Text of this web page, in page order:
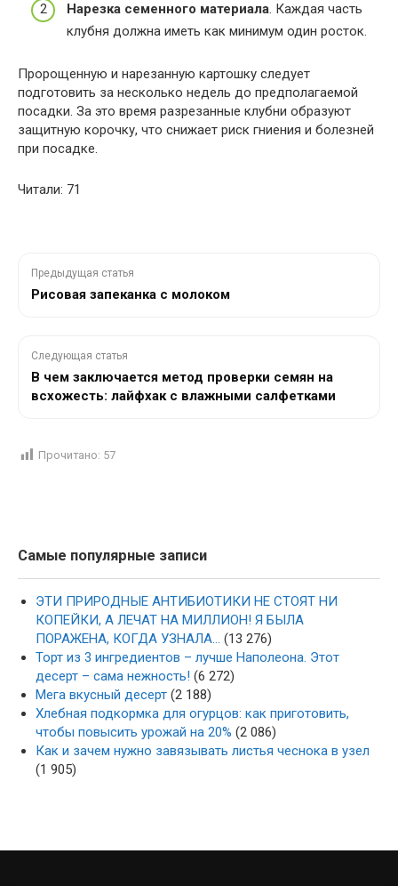
Нарезка семенного материала. Каждая часть
клубня должна иметь как минимум один росток.
Пророщенную и нарезанную картошку следует
подготовить за несколько недель до предполагаемой
посадки. За это время разрезанные клубни образуют
защитную корочку, что снижает риск гниения и болезней
при посадке.
Читали: 71
Предыдущая статья
Рисовая запеканка с молоком
Следующая статья
В чем заключается метод проверки семян на
всхожесть: лайфхак с влажными салфетками
Прочитано: 57
Самые популярные записи
ЭТИ ПРИРОДНЫЕ АНТИБИОТИКИ НЕ СТОЯТ НИ
КОПЕЙКИ, А ЛЕЧАТ НА МИЛЛИОН! Я БЫЛА
ПОРАЖЕНА, КОГДА УЗНАЛА… (13 276)
Торт из 3 ингредиентов – лучше Наполеона. Этот
десерт – сама нежность! (6 272)
Мега вкусный десерт (2 188)
Хлебная подкормка для огурцов: как приготовить,
чтобы повысить урожай на 20% (2 086)
Как и зачем нужно завязывать листья чеснока в узел
(1 905)